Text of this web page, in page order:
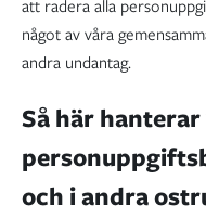
att radera alla
något av våra
andra undantag.
Så här
och i andra